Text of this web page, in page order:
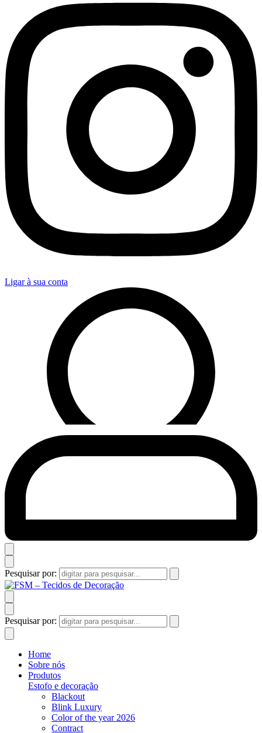
Ligar à sua conta
Pesquisar por:
Pesquisar por:
Home
Sobre nós
Produtos
Estofo e decoração
Blackout
Blink Luxury
Color of the year 2026
Contract